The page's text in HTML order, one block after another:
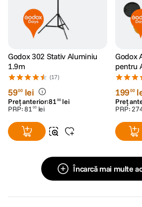
Godox 302 Stativ Aluminiu
1.9m
(17)
5900 lei
Preț anterior:81 00 lei
PRP:81 00 lei
Godox
19900
Preț
PRP:
Încarcă mai multe